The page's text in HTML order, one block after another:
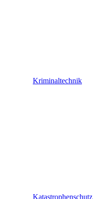
Kriminaltechnik
Katastrophenschutz